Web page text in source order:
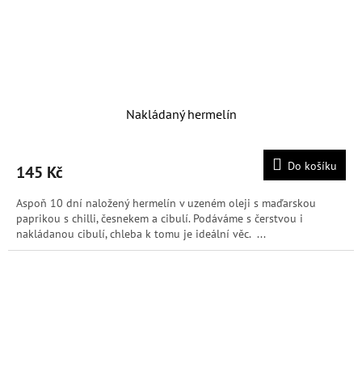
Nakládaný hermelín
145 Kč Do košíku
Aspoň 10 dní naložený hermelín v uzeném oleji s maďarskou
paprikou s chilli, česnekem a cibulí. Podáváme s čerstvou i
nakládanou cibulí, chleba k tomu je ideální věc. ...